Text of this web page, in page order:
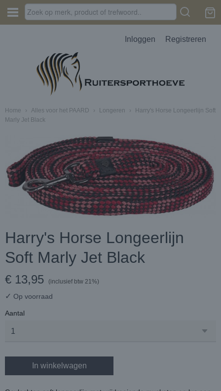
Inloggen Registreren
Home › Alles voor het PAARD › Longeren ›
Harry's Horse Longeerlijn Soft
Marly Jet Black
Harry's Horse Longeerlijn
Soft Marly Jet Black
€ 13,95 (inclusief btw 21%)
✓ Op voorraad
Aantal
In winkelwagen